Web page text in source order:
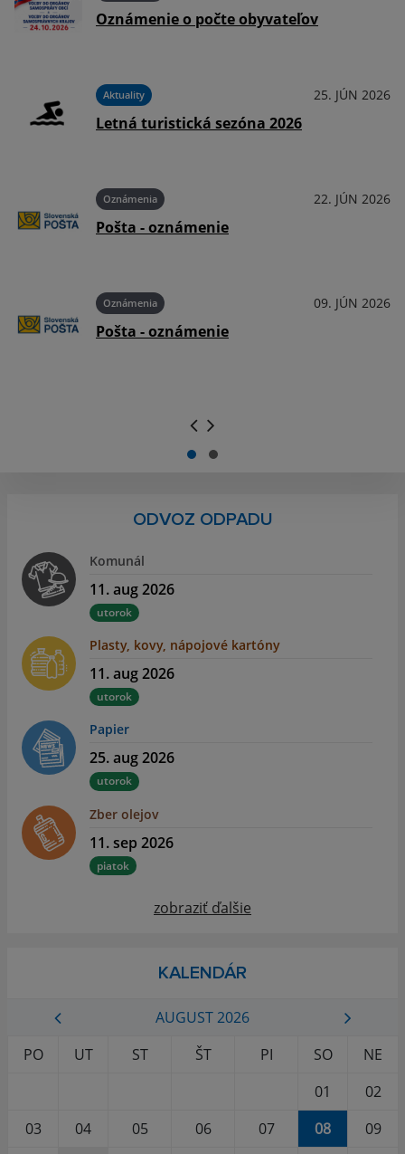
Oznámenie o počte obyvateľov
Aktuality 25. JÚN 2026
Letná turistická sezóna 2026
Oznámenia 22. JÚN 2026
Pošta - oznámenie
Oznámenia 09. JÚN 2026
Pošta - oznámenie
ODVOZ ODPADU
Komunál
11. aug 2026
utorok
Plasty, kovy, nápojové kartóny
11. aug 2026
utorok
Papier
25. aug 2026
utorok
Zber olejov
11. sep 2026
piatok
zobraziť ďalšie
KALENDÁR
AUGUST 2026
PO
UT ST ŠT PI SO
NE
01
02
03
04 05 06 07 08
09